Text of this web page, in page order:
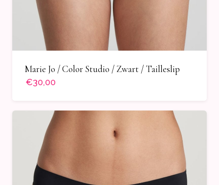
Marie Jo / Color Studio / Zwart / Tailleslip
€30,00